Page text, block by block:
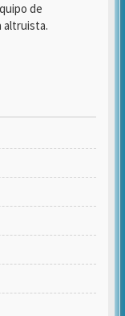
de
altruista.